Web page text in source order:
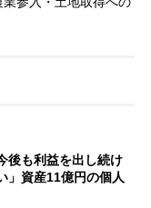
後も利益を出し続け
」資産11億円の個人